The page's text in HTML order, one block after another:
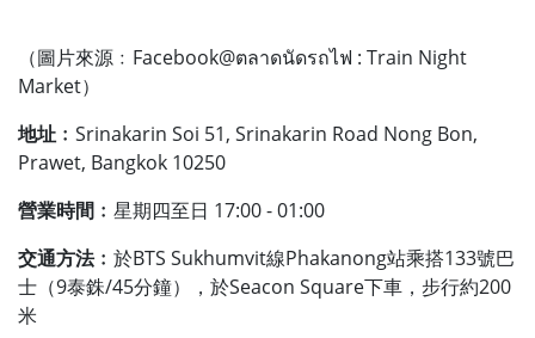
（圖片來源﹕Facebook@ตลาดนัดรถไฟ : Train Night
Market）
地址﹕ Srinakarin Soi 51, Srinakarin Road Nong Bon,
Prawet, Bangkok 10250
營業時間﹕ 星期四至日 17:00 - 01:00
交通方法﹕ 於BTS Sukhumvit線Phakanong站乘搭133號巴
士（9泰銖/45分鐘），於Seacon Square下車，步行約200
米